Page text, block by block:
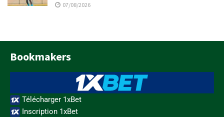
07/08/2026
Bookmakers
Télécharger 1xBet
Inscription 1xBet